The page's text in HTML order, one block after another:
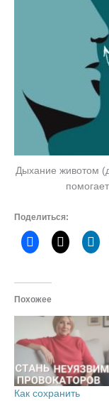
Дыхание животом
Поделиться:
Похожее
Как сохранить